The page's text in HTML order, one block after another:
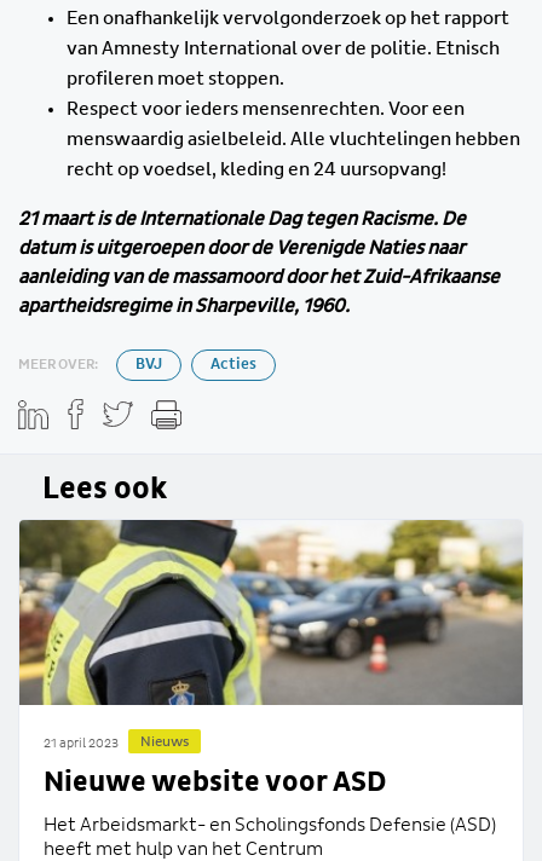
Een onafhankelijk vervolgonderzoek op het rapport
van Amnesty International over de politie. Etnisch
profileren moet stoppen.
Respect voor ieders mensenrechten. Voor een
menswaardig asielbeleid. Alle vluchtelingen hebben
recht op voedsel, kleding en 24 uursopvang!
21 maart is de Internationale Dag tegen Racisme. De
datum is uitgeroepen door de Verenigde Naties naar
aanleiding van de massamoord door het Zuid-Afrikaanse
apartheidsregime in Sharpeville, 1960.
MEER OVER: BVJ Acties
Lees ook
21 april 2023 Nieuws
Nieuwe website voor ASD
Het Arbeidsmarkt- en Scholingsfonds Defensie (ASD)
heeft met hulp van het Centrum